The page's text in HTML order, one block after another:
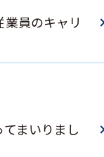
員のキャリ
まいりまし